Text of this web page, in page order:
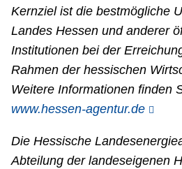
Kernziel ist die bestmögliche
Landes Hessen und anderer
Institutionen bei der
Rahmen der hessischen
Weitere Informationen finden
www.hessen-agentur.de
Die Hessische
Abteilung der landeseigenen